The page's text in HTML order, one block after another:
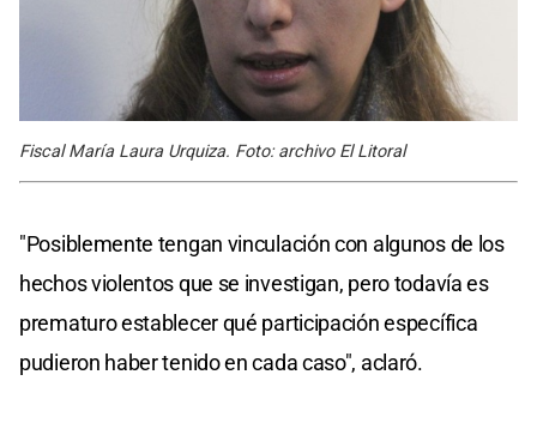
Fiscal María Laura Urquiza. Foto: archivo El Litoral
"Posiblemente tengan vinculación con algunos de los
hechos violentos que se investigan, pero todavía es
prematuro establecer qué participación específica
pudieron haber tenido en cada caso", aclaró.